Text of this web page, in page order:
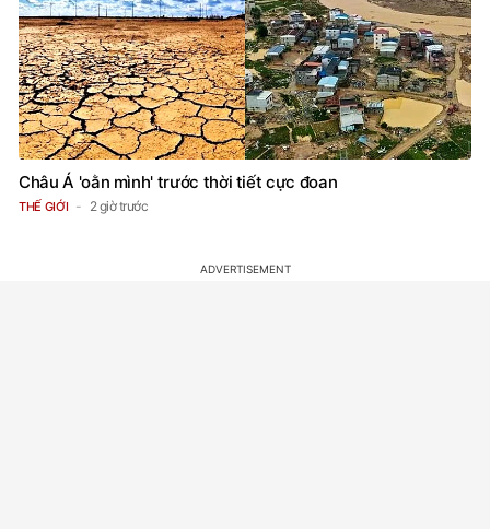
Châu Á 'oằn mình' trước thời tiết cực đoan
THẾ GIỚI 2 giờ trước